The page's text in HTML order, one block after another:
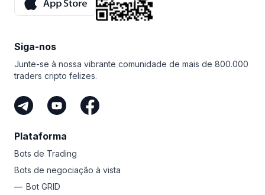
melhores afiliados compartilham os ganhos. É isso que
chamamos de motivação extra, não acha?
Desde que você tenha um público e compartilhe seu
link exclusivo, você pode ganhar dinheiro como afiliado
da Bitsgap. É a maneira mais fácil de ganhar
criptomoedas sem arriscar seu próprio dinheiro.
Siga-nos
Junte-se à nossa vibrante comunidade de mais de 800.000
traders cripto felizes.
Plataforma
Bots de Trading
Bots de negociação à vista
Bot GRID